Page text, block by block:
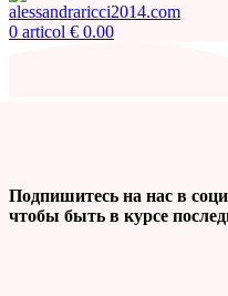
0 articol € 0.00
Подпишитесь на нас в
чтобы быть в курсе